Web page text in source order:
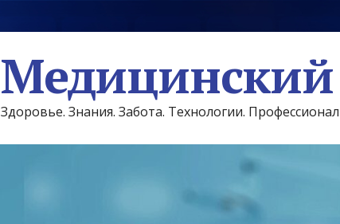
Медицинский
Здоровье. Знания. Забота. Технологии.